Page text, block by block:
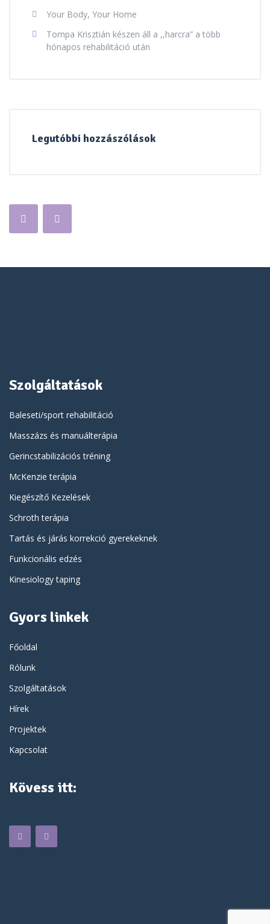
Your Body, Your Home
Tompa Krisztián készen áll a ,,harcra” a több
hónapos rehabilitáció után
Legutóbbi hozzászólások
Szolgáltatások
Baleseti/sport rehabilitáció
Masszázs és manuálterápia
Gerincstabilizációs tréning
McKenzie terápia
Kiegészítő Kezelések
Schroth terápia
Tartás és járás korrekció gyerekeknek
Funkcionális edzés
Kinesiology taping
Gyors linkek
Főoldal
Rólunk
Szolgáltatások
Hírek
Projektek
Kapcsolat
Kövess itt: